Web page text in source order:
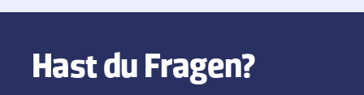
Hast du Fragen?